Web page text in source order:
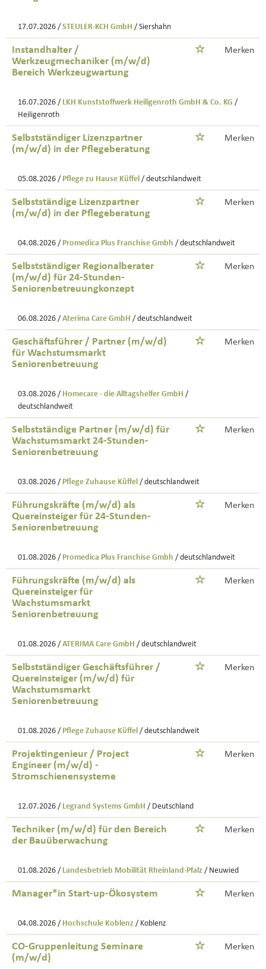
17.07.2026 / STEULER-KCH GmbH / Siershahn
Instandhalter /
Werkzeugmechaniker (m/w/d)
Bereich Werkzeugwartung
Merken
16.07.2026 / LKH Kunststoffwerk Heiligenroth GmbH & Co. KG /
Heiligenroth
Selbstständiger Lizenzpartner
(m/w/d) in der Pflegeberatung
Merken
05.08.2026 / Pflege zu Hause Küffel / deutschlandweit
Selbstständige Lizenzpartner
(m/w/d) in der Pflegeberatung
Merken
04.08.2026 / Promedica Plus Franchise Gmbh / deutschlandweit
Selbstständiger Regionalberater
(m/w/d) für 24-Stunden-
Seniorenbetreuungkonzept
Merken
06.08.2026 / Aterima Care GmbH / deutschlandweit
Geschäftsführer / Partner (m/w/d)
für Wachstumsmarkt
Seniorenbetreuung
Merken
03.08.2026 / Homecare - die Alltagshelfer GmbH /
deutschlandweit
Selbstständige Partner (m/w/d) für
Wachstumsmarkt 24-Stunden-
Seniorenbetreuung
Merken
03.08.2026 / Pflege Zuhause Küffel / deutschlandweit
Führungskräfte (m/w/d) als
Quereinsteiger für 24-Stunden-
Seniorenbetreuung
Merken
01.08.2026 / Promedica Plus Franchise Gmbh / deutschlandweit
Führungskräfte (m/w/d) als
Quereinsteiger für
Wachstumsmarkt
Seniorenbetreuung
Merken
01.08.2026 / ATERIMA Care GmbH / deutschlandweit
Selbstständiger Geschäftsführer /
Quereinsteiger (m/w/d) für
Wachstumsmarkt
Seniorenbetreuung
Merken
01.08.2026 / Pflege Zuhause Küffel / deutschlandweit
Projektingenieur / Project
Engineer (m/w/d) -
Stromschienensysteme
Merken
12.07.2026 / Legrand Systems GmbH / Deutschland
Techniker (m/w/d) für den Bereich
der Bauüberwachung
Merken
01.08.2026 / Landesbetrieb Mobilität Rheinland-Pfalz / Neuwied
Manager*in Start-up-Ökosystem Merken
04.08.2026 / Hochschule Koblenz / Koblenz
CO-Gruppenleitung Seminare
(m/w/d)
Merken